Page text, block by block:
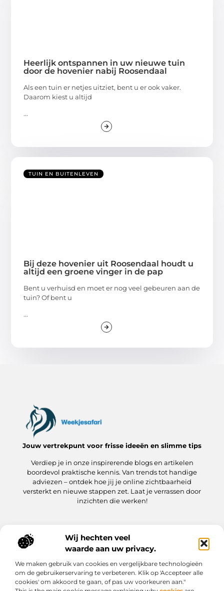
Wij hechten veel
waarde aan uw privacy.
We maken gebruik van cookies en vergelijkbare technologieën
om de gebruikerservaring te verbeteren. Klik op 'Accepteer alle
cookies' om akkoord te gaan, of pas uw voorkeuren aan."
Heerlijk ontspannen in uw nieuwe tuin
door de hovenier nabij Roosendaal
Als een tuin er netjes uitziet, bent u er ook vaker.
Daarom kiest u altijd
...
TUIN EN BUITENLEVEN
Bij deze hovenier uit Roosendaal houdt u
altijd een groene vinger in de pap
Bent u verhuisd en moet er nog veel gebeuren aan de
tuin? Of bent u
...
Jouw vertrekpunt voor frisse ideeën en slimme tips
Verdiep je in onze inspirerende blogs en artikelen
boordevol praktische kennis. Van trends tot handige
adviezen – ontdek hoe jij je online zichtbaarheid
versterkt en nieuwe stappen zet. Laat je verrassen door
inzichten die werken!
Onze informatie
Bericht categorie